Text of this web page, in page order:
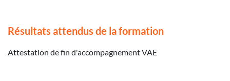
Résultats attendus de la formation
Attestation de fin d'accompagnement VAE